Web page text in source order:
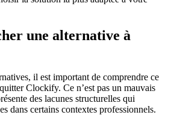
une alternative à
il est important de comprendre ce
Clockify. Ce n’est pas un mauvais
des lacunes structurelles qui
dans certains contextes professionnels.